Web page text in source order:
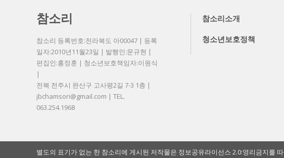
참소리
참소리 등록번호:전라북도 아00047 | 등록
일자:2010년11월23일 | 발행인:문규현 |
편집인:홍정훈 | 청소년보호책임자:이원식
|
전북 전주시 완산구 고사평2길 7-3 1층 |
jbchamsori@gmail.com | TEL.
063.254.1968
참소리소개
청소년보호정책
별도의 표기가 없는 한 참소리에 게시된 저작물은 정보공유라이선스 2.0:영리금지를